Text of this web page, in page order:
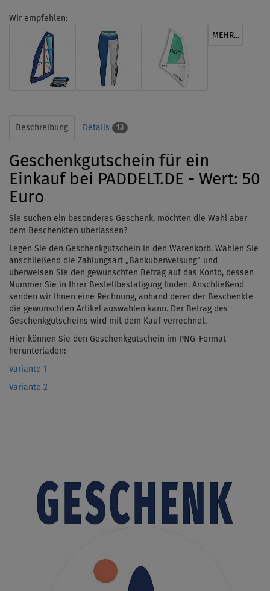
Wir empfehlen:
MEHR...
Beschreibung Details 13
Geschenkgutschein für ein
Einkauf bei PADDELT.DE - Wert: 50
Euro
Sie suchen ein besonderes Geschenk, möchten die Wahl aber
dem Beschenkten überlassen?
Legen Sie den Geschenkgutschein in den Warenkorb. Wählen Sie
anschließend die Zahlungsart „Banküberweisung“ und
überweisen Sie den gewünschten Betrag auf das Konto, dessen
Nummer Sie in Ihrer Bestellbestätigung finden. Anschließend
senden wir Ihnen eine Rechnung, anhand derer der Beschenkte
die gewünschten Artikel auswählen kann. Der Betrag des
Geschenkgutscheins wird mit dem Kauf verrechnet.
Hier können Sie den Geschenkgutschein im PNG-Format
herunterladen:
Variante 1
Variante 2